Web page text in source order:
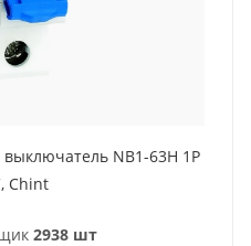
NB1-63H 1P
Chint
2938 шт